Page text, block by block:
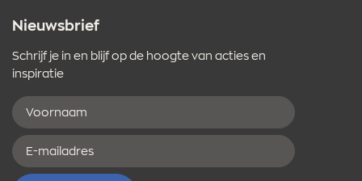
Nieuwsbrief
Schrijf je in en blijf op de hoogte van acties en
inspiratie
Voornaam
E-
mailadres